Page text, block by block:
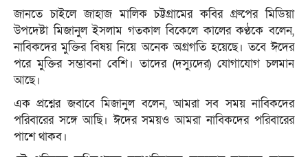
জানতে চাইলে জাহাজ মালিক চট্টগ্রামের কবির গ্রুপের মিডিয়া
উপদেষ্টা মিজানুল ইসলাম গতকাল বিকেলে কালের কণ্ঠকে বলেন,
নাবিকদের মুক্তির বিষয় নিয়ে অনেক অগ্রগতি হয়েছে। তবে ঈদের
পরে মুক্তির সম্ভাবনা বেশি। তাদের (দস্যুদের) যোগাযোগ চলমান
আছে।
এক প্রশ্নের জবাবে মিজানুল বলেন, আমরা সব সময় নাবিকদের
পরিবারের সঙ্গে আছি। ঈদের সময়ও আমরা নাবিকদের পরিবারের
পাশে থাকব।